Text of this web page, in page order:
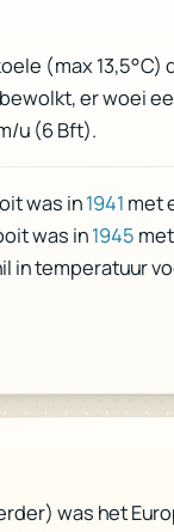
(max
er woei
u (6 Bft).
was in1941 met
was in1945
temperatuur
was het